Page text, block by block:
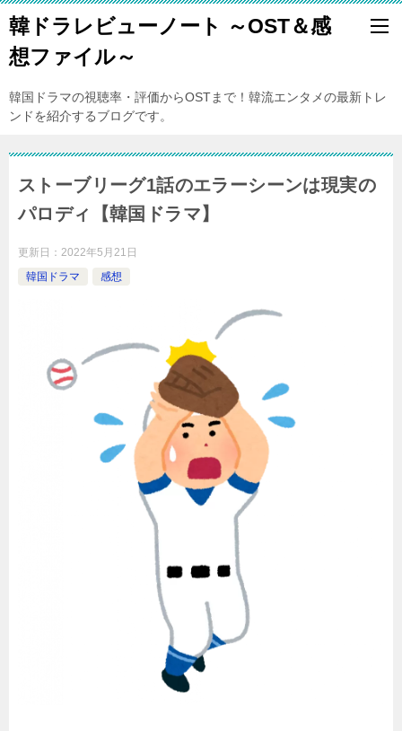
韓ドラレビューノート ～OST＆感
想ファイル～
韓国ドラマの視聴率・評価からOSTまで！韓流エンタメの最新トレ
ンドを紹介するブログです。
ストーブリーグ1話のエラーシーンは現実の
パロディ【韓国ドラマ】
更新日： 2022年5月21日
韓国ドラマ
感想